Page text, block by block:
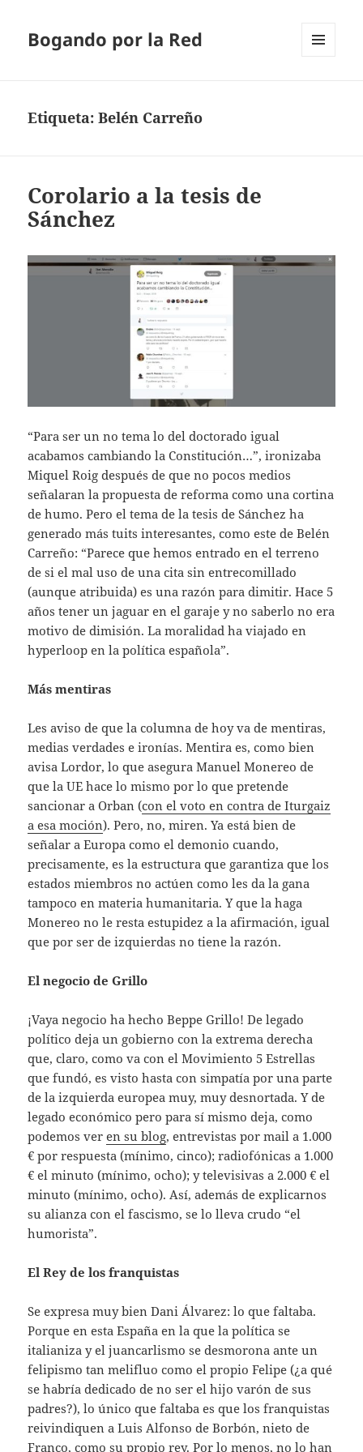
Bogando por la Red
Etiqueta:Belén Carreño
Corolario a la tesis de
Sánchez
“Para ser un no tema lo del doctorado igual
acabamos cambiando la Constitución…”, ironizaba
Miquel Roig después de que no pocos medios
señalaran la propuesta de reforma como una cortina
de humo. Pero el tema de la tesis de Sánchez ha
generado más tuits interesantes, como este de Belén
Carreño: “Parece que hemos entrado en el terreno
de si el mal uso de una cita sin entrecomillado
(aunque atribuida) es una razón para dimitir. Hace 5
años tener un jaguar en el garaje y no saberlo no era
motivo de dimisión. La moralidad ha viajado en
hyperloop en la política española”.
Más mentiras
Les aviso de que la columna de hoy va de mentiras,
medias verdades e ironías. Mentira es, como bien
avisa Lordor, lo que asegura Manuel Monereo de
que la UE hace lo mismo por lo que pretende
sancionar a Orban (con el voto en contra de Iturgaiz
a esa moción). Pero, no, miren. Ya está bien de
señalar a Europa como el demonio cuando,
precisamente, es la estructura que garantiza que los
estados miembros no actúen como les da la gana
tampoco en materia humanitaria. Y que la haga
Monereo no le resta estupidez a la afirmación, igual
que por ser de izquierdas no tiene la razón.
El negocio de Grillo
¡Vaya negocio ha hecho Beppe Grillo! De legado
político deja un gobierno con la extrema derecha
que, claro, como va con el Movimiento 5 Estrellas
que fundó, es visto hasta con simpatía por una parte
de la izquierda europea muy, muy desnortada. Y de
legado económico pero para sí mismo deja, como
podemos veren su blog, entrevistas por mail a 1.000
€ por respuesta (mínimo, cinco); radiofónicas a 1.000
€ el minuto (mínimo, ocho); y televisivas a 2.000 € el
minuto (mínimo, ocho). Así, además de explicarnos
su alianza con el fascismo, se lo lleva crudo “el
humorista”.
El Rey de los franquistas
Se expresa muy bien Dani Álvarez: lo que faltaba.
Porque en esta España en la que la política se
italianiza y el juancarlismo se desmorona ante un
felipismo tan melifluo como el propio Felipe (¿a qué
se habría dedicado de no ser el hijo varón de sus
padres?), lo único que faltaba es que los franquistas
reivindiquen a Luis Alfonso de Borbón, nieto de
Franco, como su propio rey. Por lo menos, no lo han